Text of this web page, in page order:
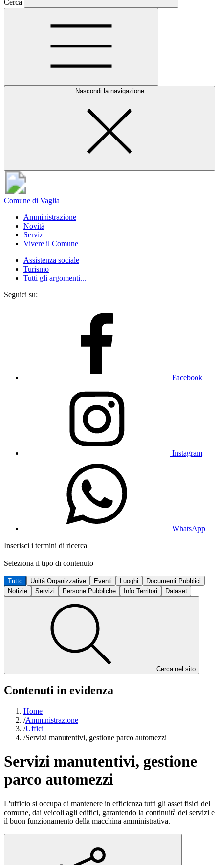
Cerca
Nascondi la navigazione
Comune di Vaglia
Amministrazione
Novità
Servizi
Vivere il Comune
Assistenza sociale
Turismo
Tutti gli argomenti...
Seguici su:
Facebook
Instagram
WhatsApp
Inserisci i termini di ricerca
Seleziona il tipo di contenuto
Tutto Unità Organizzative Eventi Luoghi
Documenti Pubblici
Notizie
Servizi Persone Pubbliche Info Territori Dataset
Cerca nel sito
Contenuti in evidenza
Home
/Amministrazione
/Uffici
/Servizi manutentivi, gestione parco automezzi
Servizi manutentivi, gestione
parco automezzi
L'ufficio si occupa di mantenere in efficienza tutti gli asset fisici del
comune, dai veicoli agli edifici, garantendo la continuità dei servizi e
il buon funzionamento della macchina amministrativa.